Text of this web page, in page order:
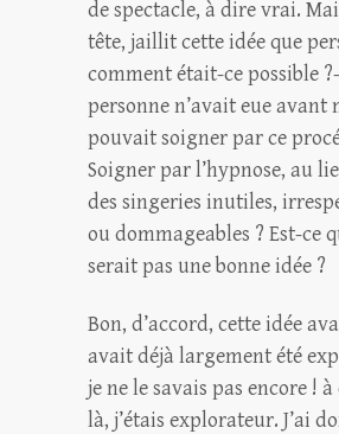
de spectacle, à dire vrai.
tête, jaillit cette idée que
comment était-ce possible
personne n’avait eue avant
pouvait soigner par ce
Soigner par l’hypnose, au
des singeries inutiles,
ou dommageables ? Est-ce
serait pas une bonne idée ?
Bon, d’accord, cette idée
avait déjà largement été
je ne le savais pas encore !
là, j’étais explorateur. J’ai